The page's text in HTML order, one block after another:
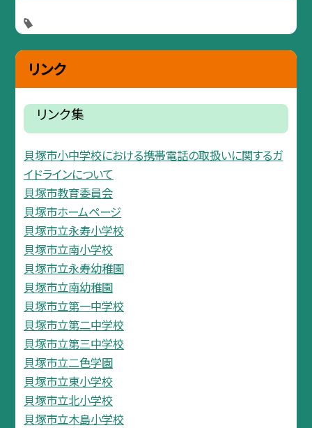
リンク
リンク集
貝塚市小中学校における携帯電話の取扱いに関するガ
イドラインについて
貝塚市教育委員会
貝塚市ホームページ
貝塚市立永寿小学校
貝塚市立南小学校
貝塚市立永寿幼稚園
貝塚市立南幼稚園
貝塚市立第一中学校
貝塚市立第二中学校
貝塚市立第三中学校
貝塚市立二色学園
貝塚市立東小学校
貝塚市立北小学校
貝塚市立木島小学校